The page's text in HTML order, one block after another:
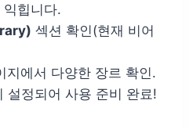
힙니다.
섹션 확인(현재 비어
지에서 다양한 장르 확인.
설정되어 사용 준비 완료!